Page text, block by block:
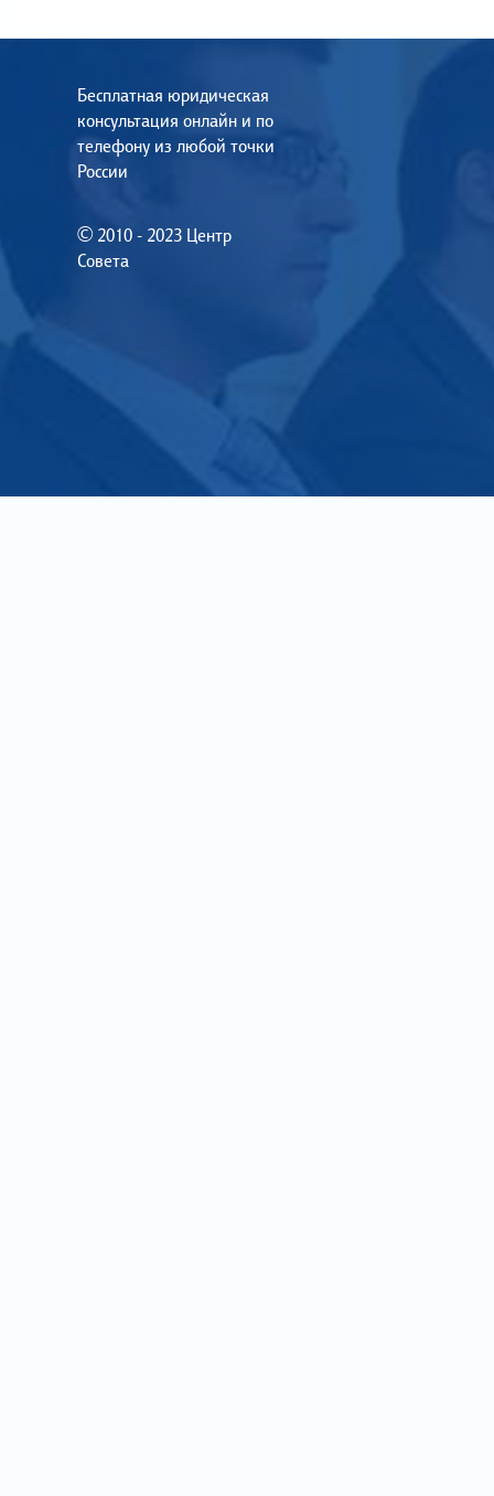
Бесплатная юридическая
консультация онлайн и по
телефону из любой точки
России
© 2010 - 2023 Центр
Совета